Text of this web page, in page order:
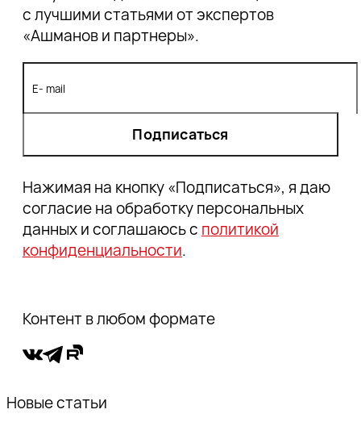
с лучшими статьями от экспертов
«Ашманов и партнеры».
Подписаться
Нажимая на кнопку «Подписаться», я даю
согласие на обработку персональных
данных и соглашаюсь с политикой
конфиденциальности.
Контент в любом формате
Новые статьи